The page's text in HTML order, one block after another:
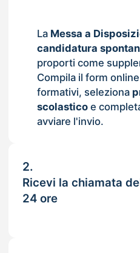
La Messa a
candidatura
proporti come
Compila il form
formativi, seleziona
scolasticoe
avviare l'invio.
2.
Ricevi la chiamata
24 ore